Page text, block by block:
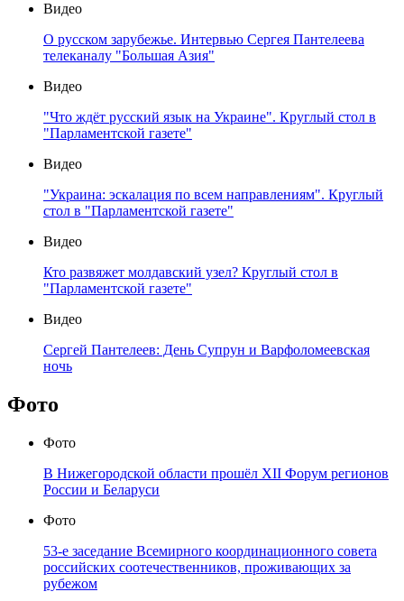
Видео
О русском зарубежье. Интервью Сергея Пантелеева
телеканалу "Большая Азия"
Видео
"Что ждёт русский язык на Украине". Круглый стол в
"Парламентской газете"
Видео
"Украина: эскалация по всем направлениям". Круглый
стол в "Парламентской газете"
Видео
Кто развяжет молдавский узел? Круглый стол в
"Парламентской газете"
Видео
Сергей Пантелеев: День Супрун и Варфоломеевская
ночь
Фото
Фото
В Нижегородской области прошёл XII Форум регионов
России и Беларуси
Фото
53-е заседание Всемирного координационного совета
российских соотечественников, проживающих за
рубежом